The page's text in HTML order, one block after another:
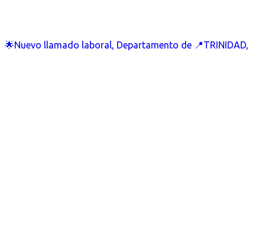
🌟Nuevo llamado laboral, Departamento de 📍TRINIDAD,